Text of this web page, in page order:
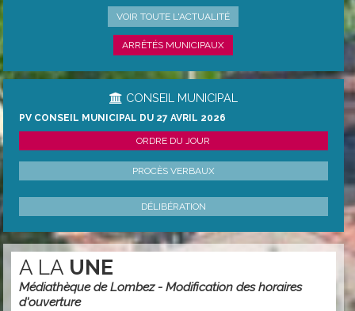
ARRÊTÉ MUNICIPAL PERMANENT FIXANT LES ...
VOIR TOUTE L'ACTUALITÉ
ARRÊTÉS MUNICIPAUX
CONSEIL MUNICIPAL
PV CONSEIL MUNICIPAL DU 27 AVRIL 2026
ORDRE DU JOUR
PROCÈS VERBAUX
DÉLIBÉRATION
A LA UNE
Médiathèque de Lombez - Modification des horaires
d'ouverture